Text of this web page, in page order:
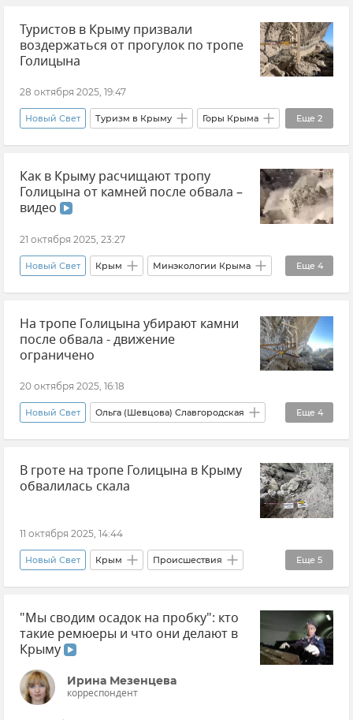
Помощь бойцам СВО Новости СВО
Общество
Туристов в Крыму призвали
воздержаться от прогулок по тропе
Голицына
28 октября 2025, 19:47
Еще 2
Новый Свет Туризм в Крыму Горы Крыма
Тропа Голицина Безопасность
Как в Крыму расчищают тропу
Голицына от камней после обвала –
видео
21 октября 2025, 23:27
Еще 4
Новый Свет Крым Минэкологии Крыма
Ольга (Шевцова) Славгородская Видео
Новости Крыма Судак
На тропе Голицына убирают камни
после обвала - движение
ограничено
20 октября 2025, 16:18
Еще 4
Новый Свет Ольга (Шевцова) Славгородская
Судак Минприроды Крыма Крым
Новости Крыма
В гроте на тропе Голицына в Крыму
обвалилась скала
11 октября 2025, 14:44
Еще 5
Новый Свет Крым Происшествия
Природа Минприроды Крыма Горы
Горы Крыма Новости Крыма
"Мы сводим осадок на пробку": кто
такие ремюеры и что они делают в
Крыму
Ирина Мезенцева
корреспондент